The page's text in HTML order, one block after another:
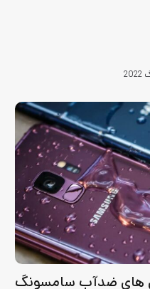
گوشی های ضدآب سامسونگ